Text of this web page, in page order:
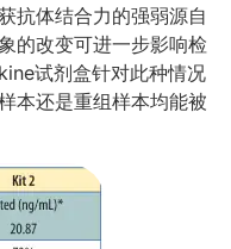
抗体结合力的强弱源自
的改变可进一步影响检
试剂盒针对此种情况
本还是重组样本均能被